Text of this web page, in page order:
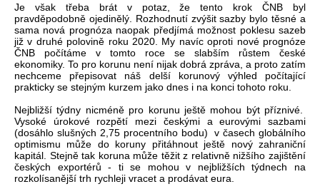
Je však třeba brát v potaz, že tento krok ČNB byl
pravděpodobně ojedinělý. Rozhodnutí zvýšit sazby bylo těsné a
sama nová prognóza naopak předjímá možnost poklesu sazeb
již v druhé polovině roku 2020. My navíc oproti nové prognóze
ČNB počítáme v tomto roce se slabším růstem české
ekonomiky. To pro korunu není nijak dobrá zpráva, a proto zatím
nechceme přepisovat náš delší korunový výhled počítající
prakticky se stejným kurzem jako dnes i na konci tohoto roku.
Nejbližší týdny nicméně pro korunu ještě mohou být příznivé.
Vysoké úrokové rozpětí mezi českými a eurovými sazbami
(dosáhlo slušných 2,75 procentního bodu) v časech globálního
optimismu může do koruny přitáhnout ještě nový zahraniční
kapitál. Stejně tak koruna může těžit z relativně nižšího zajištění
českých exportérů - ti se mohou v nejbližších týdnech na
rozkolísanější trh rychleji vracet a prodávat eura.